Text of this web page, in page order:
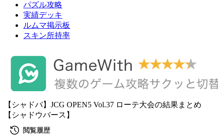
パズル攻略
実績デッキ
ルムマ掲示板
スキン所持率
【シャドバ】JCG OPEN5 Vol.37 ローテ大会の結果まとめ
【シャドウバース】